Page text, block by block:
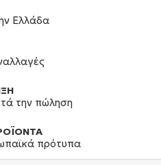
Ελλάδα
την πώληση
πρότυπα